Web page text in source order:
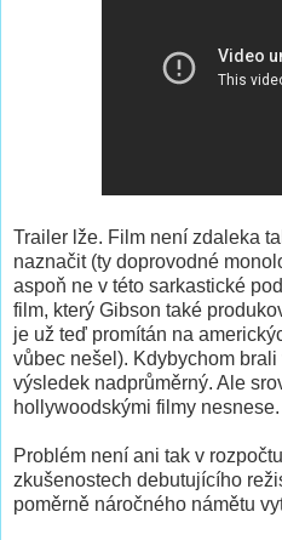
Trailer lže. Film není zdaleka
naznačit (ty doprovodné
aspoň ne v této sarkastické
film, který Gibson také
je už teď promítán na
vůbec nešel). Kdybychom
výsledek nadprůměrný. Ale
hollywoodskými filmy nesnese.
Problém není ani tak v
zkušenostech debutujícího
poměrně náročného námětu